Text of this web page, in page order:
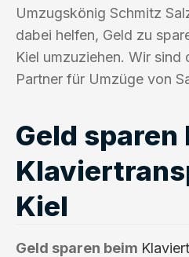
Umzugskönig Schmitz
dabei helfen, Geld zu
Kiel umzuziehen. Wir sind
Partner für Umzüge von
Geld sparen
Kiel
Geld sparen beim